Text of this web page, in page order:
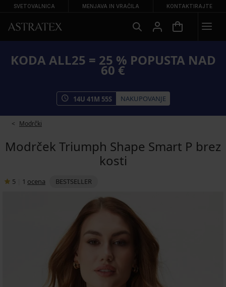
SVETOVALNICA MENJAVA IN VRAČILA KONTAKTIRAJTE
KODA ALL25 = 25 % POPUSTA NAD
60 €
14U 41M 54S NAKUPOVANJE
Modrčki
Modrček Triumph Shape Smart P brez
kosti
5 1 ocena BESTSELLER